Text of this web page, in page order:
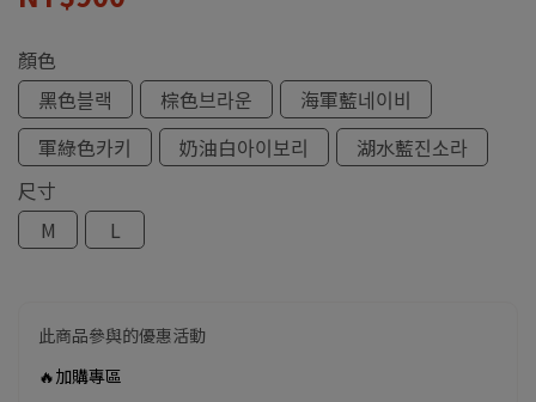
顏色
黑色블랙
棕色브라운
海軍藍네이비
軍綠色카키
奶油白아이보리
湖水藍진소라
尺寸
M
L
此商品參與的優惠活動
🔥加購專區